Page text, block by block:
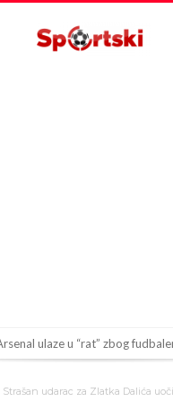
ulaze u “rat” zbog
optužen za napad u
Strašan udarac za Zlatka Dalića